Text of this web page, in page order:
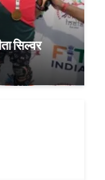
सिल्वर